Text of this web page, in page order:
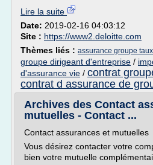
Lire la suite
Date: 2019-02-16 04:03:12
Site : https://www2.deloitte.com
Thèmes liés : assurance groupe
groupe dirigeant d'entreprise /
d'assurance vie / contrat
contrat d assurance de
Archives des Contact
mutuelles - Contact ...
Contact assurances et mutuelles
Vous désirez contacter votre
bien votre mutuelle